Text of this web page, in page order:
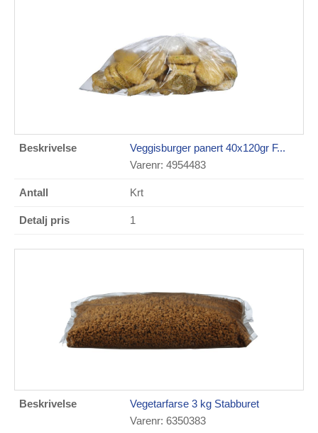
Veggisburger panert 40x120gr F...
Varenr: 4954483
Krt
1
Vegetarfarse 3 kg Stabburet
Varenr: 6350383